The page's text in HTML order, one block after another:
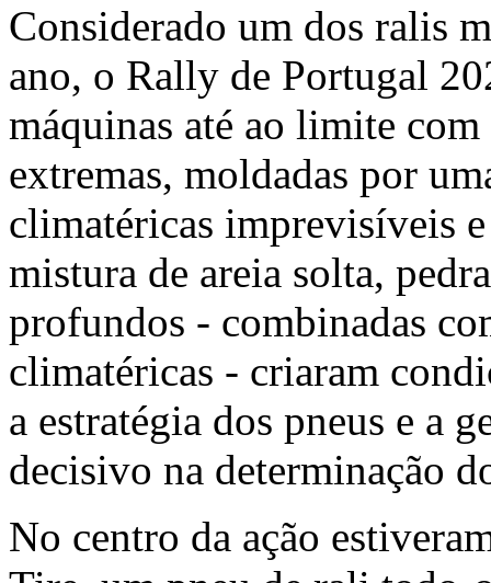
Considerado um dos ralis
ano, o Rally de Portugal
máquinas até ao limite
extremas, moldadas por
climatéricas imprevisíveis
mistura de areia solta,
profundos - combinadas
climatéricas - criaram
a estratégia dos pneus e a
decisivo na determinação
No centro da ação